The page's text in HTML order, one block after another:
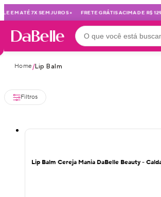
EM ATÉ 7X SEM JUROS• FRETE GRÁTIS ACIMA DE R$
Home /Lip Balm
Filtros
Lip Balm Cereja Mania DaBelle Beauty -